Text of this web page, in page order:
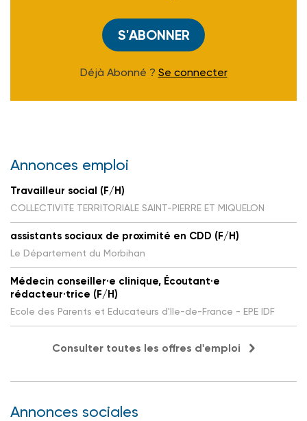
S'ABONNER
Déjà Abonné ? Se connecter
Annonces emploi
Travailleur social (F/H)
COLLECTIVITE TERRITORIALE SAINT-PIERRE ET MIQUELON
assistants sociaux de proximité en CDD (F/H)
Le Département du Morbihan
Médecin conseiller·e clinique, Écoutant·e
rédacteur·trice (F/H)
Ecole des Parents et Educateurs d'Ile-de-France - EPE IDF
Consulter toutes les offres d'emploi
Annonces sociales